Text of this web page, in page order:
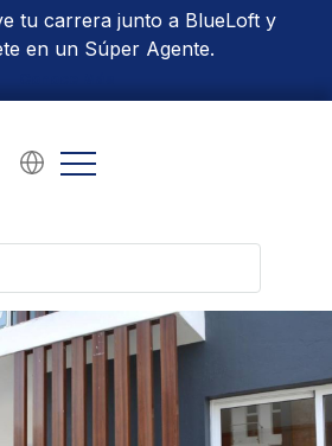
tu carrera junto a BlueLoft y
en un Súper Agente.